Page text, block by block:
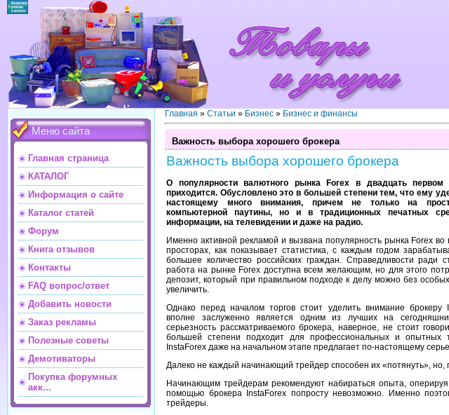
Меню сайта
Главная страница
КАТАЛОГ
Информация о сайте
Каталог статей
Форум
Книга отзывов
Контакты
FAQ вопрос/ответ
Добавить новости
Заказ рекламы
Полезные советы
Демотиваторы
Покупка форумных
акк...
Главная » Статьи » Бизнес » Бизнес и финансы
Важность выбора хорошего брокера
Важность выбора хорошего брокера
О популярности валютного рынка Forex в двадцать первом
приходится. Обусловлено это в большей степени тем, что ему
настоящему много внимания, причем не только на
компьютерной паутины, но и в традиционных печатных
информации, на телевидении и даже на радио.
Именно активной рекламой и вызвана популярность рынка Forex во
просторах, как показывает статистика, с каждым годом
большее количество российских граждан. Справедливости ради
работа на рынке Forex доступна всем желающим, но для этого
депозит, который при правильном подходе к делу можно без
увеличить.
Однако перед началом торгов стоит уделить внимание брокеру
вполне заслуженно является одним из лучших на
серьезность рассматриваемого брокера, наверное, не стоит
большей степени подходит для профессиональных и опытных
InstaForex даже на начальном этапе предлагает по-настоящему
Далеко не каждый начинающий трейдер способен их «потянуть»,
Начинающим трейдерам рекомендуют набираться опыта,
помощью брокера InstaForex попросту невозможно. Именно
трейдеры.